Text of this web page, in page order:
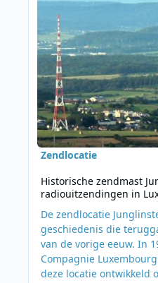
Zendlocatie
Historische zendmast
radiouitzendingen in
De zendlocatie
geschiedenis die
van de vorige eeuw. In
Compagnie
deze locatie ontwikkeld